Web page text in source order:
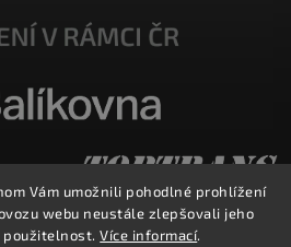
Vám umožnili pohodlné prohlížení
webu neustále zlepšovali jeho
použitelnost.Více informací.